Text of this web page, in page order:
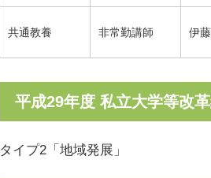
共通教養 非常勤講師 伊
平成29年度 私立大学等改
タイプ2「地域発展」